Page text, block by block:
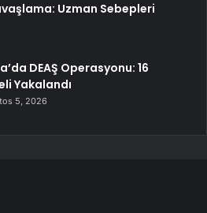
Uzman Sebepleri
DEAŞ Operasyonu: 16
Yakalandı
5, 2026